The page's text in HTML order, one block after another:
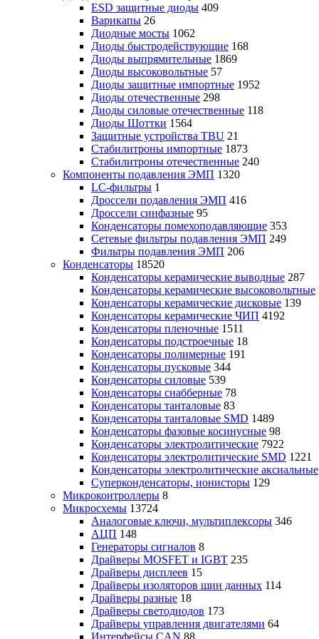
ESD защитные диоды 409
Варикапы 26
Диодные мосты 1062
Диоды быстродействующие 168
Диоды выпрямительные 1869
Диоды высоковольтные 57
Диоды защитные импортные 1952
Диоды отечественные 298
Диоды силовые отечественные 118
Диоды Шоттки 1564
Защитные устройства TBU 21
Стабилитроны импортные 1873
Стабилитроны отечественные 240
Компоненты подавления ЭМП 1320
LC-фильтры 1
Дроссели подавления ЭМП 416
Дроссели синфазные 95
Конденсаторы помехоподавляющие 353
Сетевые фильтры подавления ЭМП 249
Фильтры подавления ЭМП 206
Конденсаторы 18520
Конденсаторы керамические выводные 287
Конденсаторы керамические высоковольтные
Конденсаторы керамические дисковые 139
Конденсаторы керамические ЧИП 4192
Конденсаторы пленочные 1511
Конденсаторы подстроечные 18
Конденсаторы полимерные 191
Конденсаторы пусковые 344
Конденсаторы силовые 539
Конденсаторы снабберные 78
Конденсаторы танталовые 83
Конденсаторы танталовые SMD 1489
Конденсаторы фазовые косинусные 98
Конденсаторы электролитические 7922
Конденсаторы электролитические SMD 1221
Конденсаторы электролитические аксиальные
Суперконденсаторы, ионисторы 129
Микроконтроллеры 8
Микросхемы 13724
Аналоговые ключи, мультиплексоры 346
АЦП 148
Генераторы сигналов 8
Драйверы MOSFET и IGBT 235
Драйверы дисплеев 15
Драйверы изоляторов шин данных 114
Драйверы разные 18
Драйверы светодиодов 173
Драйверы управления двигателями 64
Интерфейсы CAN 88